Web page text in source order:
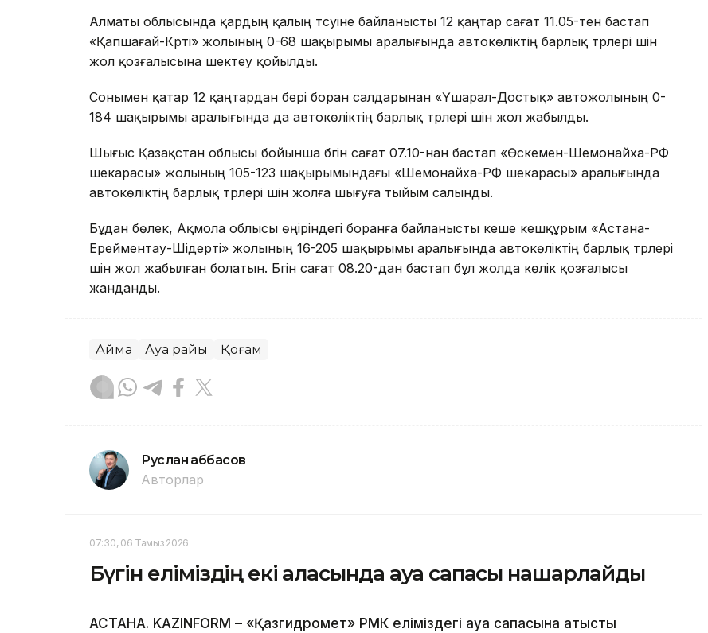
Алматы облысында қардың қалың түсуіне байланысты 12 қаңтар сағат 11.05-тен бастап
«Қапшағай-Күрті» жолының 0-68 шақырымы аралығында автокөліктің барлық түрлері үшін
жол қозғалысына шектеу қойылды.
Сонымен қатар 12 қаңтардан бері боран салдарынан «Үшарал-Достық» автожолының 0-
184 шақырымы аралығында да автокөліктің барлық түрлері үшін жол жабылды.
Шығыс Қазақстан облысы бойынша бүгін сағат 07.10-нан бастап «Өскемен-Шемонайха-РФ
шекарасы» жолының 105-123 шақырымындағы «Шемонайха-РФ шекарасы» аралығында
автокөліктің барлық түрлері үшін жолға шығуға тыйым салынды.
Бұдан бөлек, Ақмола облысы өңіріндегі боранға байланысты кеше кешқұрым «Астана-
Ерейментау-Шідерті» жолының 16-205 шақырымы аралығында автокөліктің барлық түрлері
үшін жол жабылған болатын. Бүгін сағат 08.20-дан бастап бұл жолда көлік қозғалысы
жанданды.
Аймақ Ауа райы Қоғам
Руслан Ғаббасов
Авторлар
07:30, 06 Тамыз 2026
Бүгін еліміздің екі қаласында ауа сапасы нашарлайды
АСТАНА. KAZINFORM – «Қазгидромет» РМК еліміздегі ауа сапасына қатысты